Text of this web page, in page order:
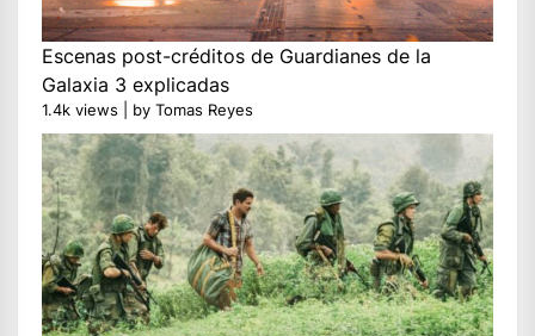
Escenas post-créditos de Guardianes de la
Galaxia 3 explicadas
1.4k views by Tomas Reyes